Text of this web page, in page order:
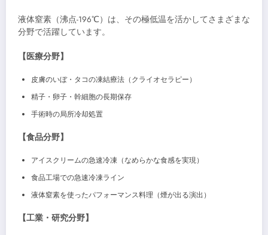
液体窒素（沸点-196℃）は、その極低温を活かしてさまざまな
分野で活躍しています。
【医療分野】
皮膚のいぼ・タコの凍結療法（クライオセラピー）
精子・卵子・幹細胞の長期保存
手術時の局所冷却処置
【食品分野】
アイスクリームの急速冷凍（なめらかな食感を実現）
食品工場での急速冷凍ライン
液体窒素を使ったパフォーマンス料理（煙が出る演出）
【工業・研究分野】